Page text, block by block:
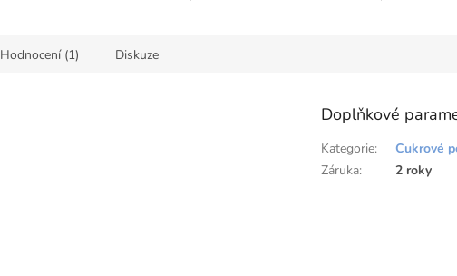
Hodnocení (1) Diskuze
Doplňkové
Kategorie:
Cukrové
Záruka: 2 roky